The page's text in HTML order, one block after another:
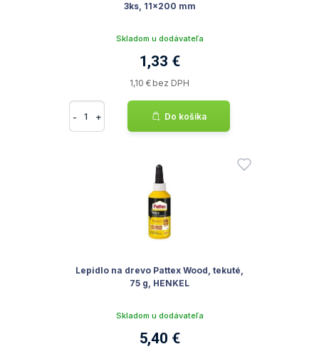
3ks, 11x200 mm
Skladom u dodávateľa
1,33 €
1,10 € bez DPH
- + Do košíka
Lepidlo na drevo Pattex Wood, tekuté,
75 g, HENKEL
Skladom u dodávateľa
5,40 €